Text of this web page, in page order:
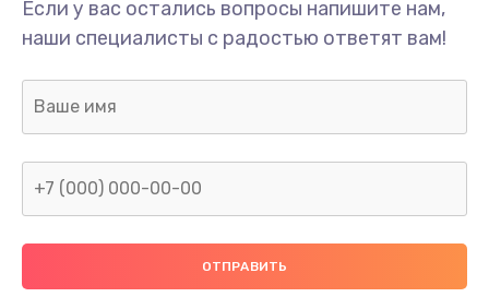
Замена/Pемонт карбюратора
1300 руб.
Заказать
Ремонт капиллярной трубки
400 руб.
Если у вас остались вопросы напишите нам,
наши специалисты с радостью ответят вам!